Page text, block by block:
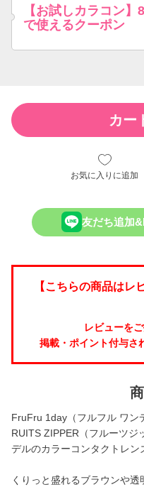
【お試しカラコン】
で使えるクーポン
カー
お気に入りに追加
友だち追加
【こちらの商品はレ
レビューを
掲載・ポイント付与さ
FruFru 1day（フルフル ワン
RUITS ZIPPER（フルーツジ
デルのカラーコンタクトレン
くりっと盛れるブラウンや